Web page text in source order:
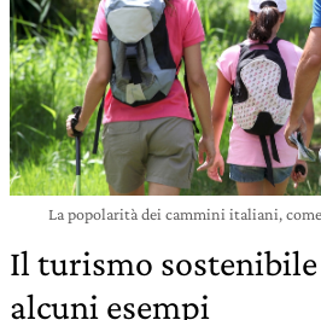
La popolarità dei cammini italiani,
Il turismo
alcuni esempi